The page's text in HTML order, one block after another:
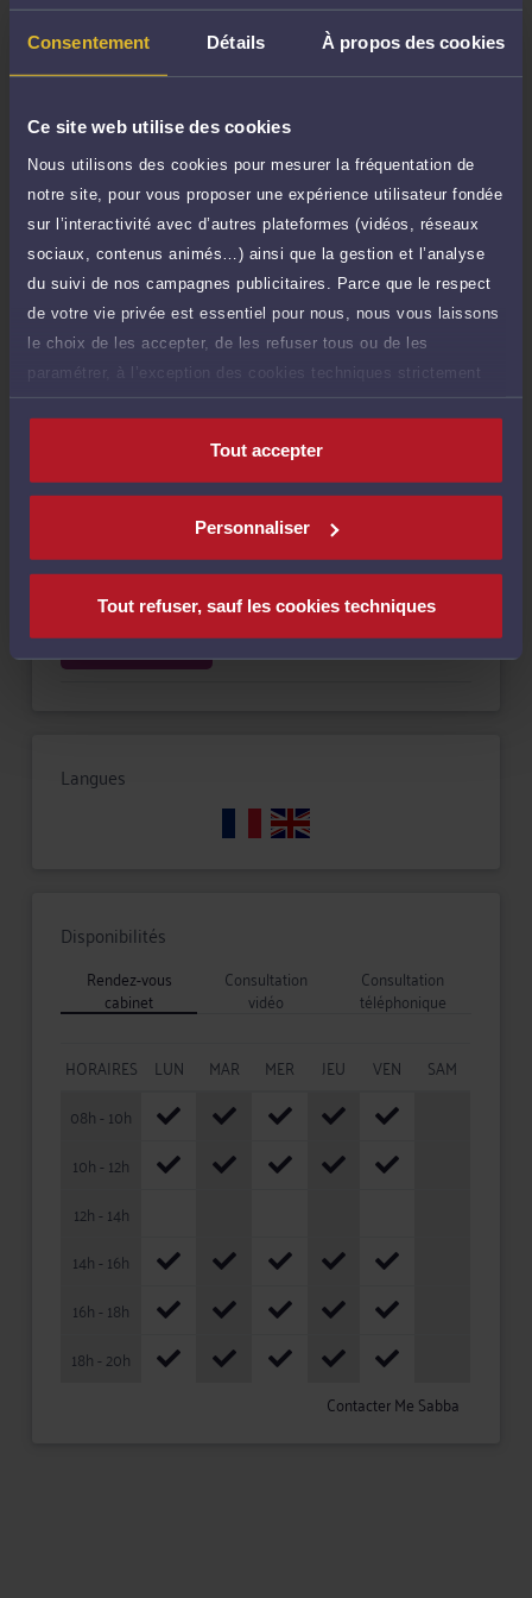
Consentement Détails À propos des cookies
Ce site web utilise des cookies
Nous utilisons des cookies pour mesurer la fréquentation de
notre site, pour vous proposer une expérience utilisateur fondée
sur l’interactivité avec d’autres plateformes (vidéos, réseaux
sociaux, contenus animés…) ainsi que la gestion et l’analyse
du suivi de nos campagnes publicitaires. Parce que le respect
de votre vie privée est essentiel pour nous, nous vous laissons
le choix de les accepter, de les refuser tous ou de les
paramétrer, à l’exception des cookies techniques strictement
nécessaires au fonctionnement du site.
Tout accepter
Personnaliser
Tout refuser, sauf les cookies techniques
Demander un rappel
Réponse concise à votre question (moins
de 1.000 caractères)
Poser une question
Consultation écrite
Etude de votre dossier + possibilité
d'ajout d'une pièce jointe
180 €
Consulter par écrit
Droit du dommage corporel
Droit de la santé
Langues
Disponibilités
Rendez-vous
cabinet
Consultation
vidéo
Consultation
téléphonique
HORAIRES LUN MAR MER JEU VEN
SAM
08h - 10h
10h - 12h
12h - 14h
14h - 16h
16h - 18h
18h - 20h
Contacter Me Sabba